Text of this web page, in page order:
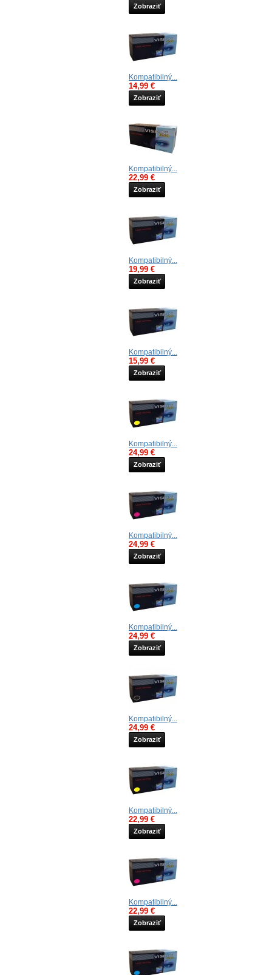
Zobraziť
Kompatibilný...
14,99 €
Zobraziť
Kompatibilný...
22,99 €
Zobraziť
Kompatibilný...
19,99 €
Zobraziť
Kompatibilný...
15,99 €
Zobraziť
Kompatibilný...
24,99 €
Zobraziť
Kompatibilný...
24,99 €
Zobraziť
Kompatibilný...
24,99 €
Zobraziť
Kompatibilný...
24,99 €
Zobraziť
Kompatibilný...
22,99 €
Zobraziť
Kompatibilný...
22,99 €
Zobraziť